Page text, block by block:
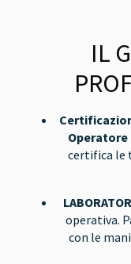
IL
certifica le
operativa.
con le